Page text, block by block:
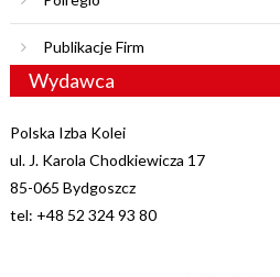
Publikacje Firm
Wydawca
Polska Izba Kolei
ul. J. Karola Chodkiewicza 17
85-065 Bydgoszcz
tel: +48 52 324 93 80